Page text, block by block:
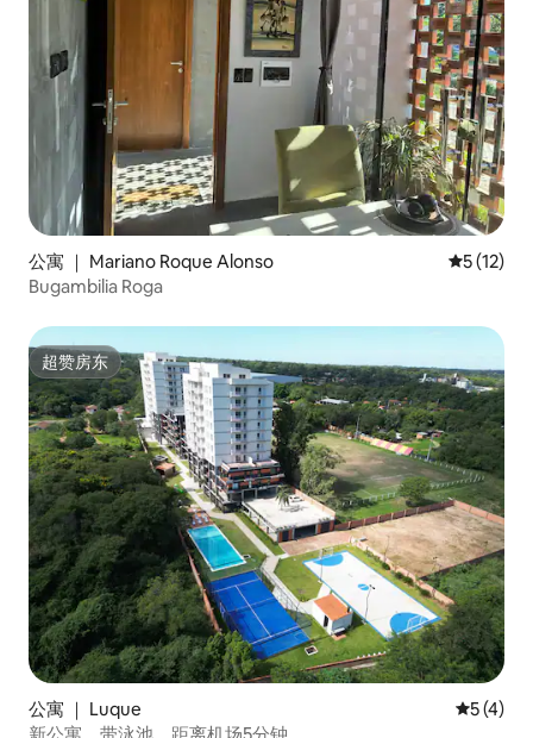
公寓 ｜ Mariano Roque Alonso 平均评分
5 (12)
Bugambilia Roga
超赞房东
超赞房东
公寓 ｜ Luque 平均评分
5 (4)